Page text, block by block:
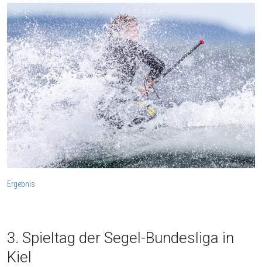
Ergebnis
3. Spieltag der Segel-Bundesliga in
Kiel